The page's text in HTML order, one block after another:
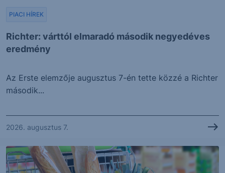
Richter: várttól elmaradó második negyedéves
eredmény
PIACI HÍREK
Az Erste elemzője augusztus 7-én tette közzé a Richter
második...
2026. augusztus 7.